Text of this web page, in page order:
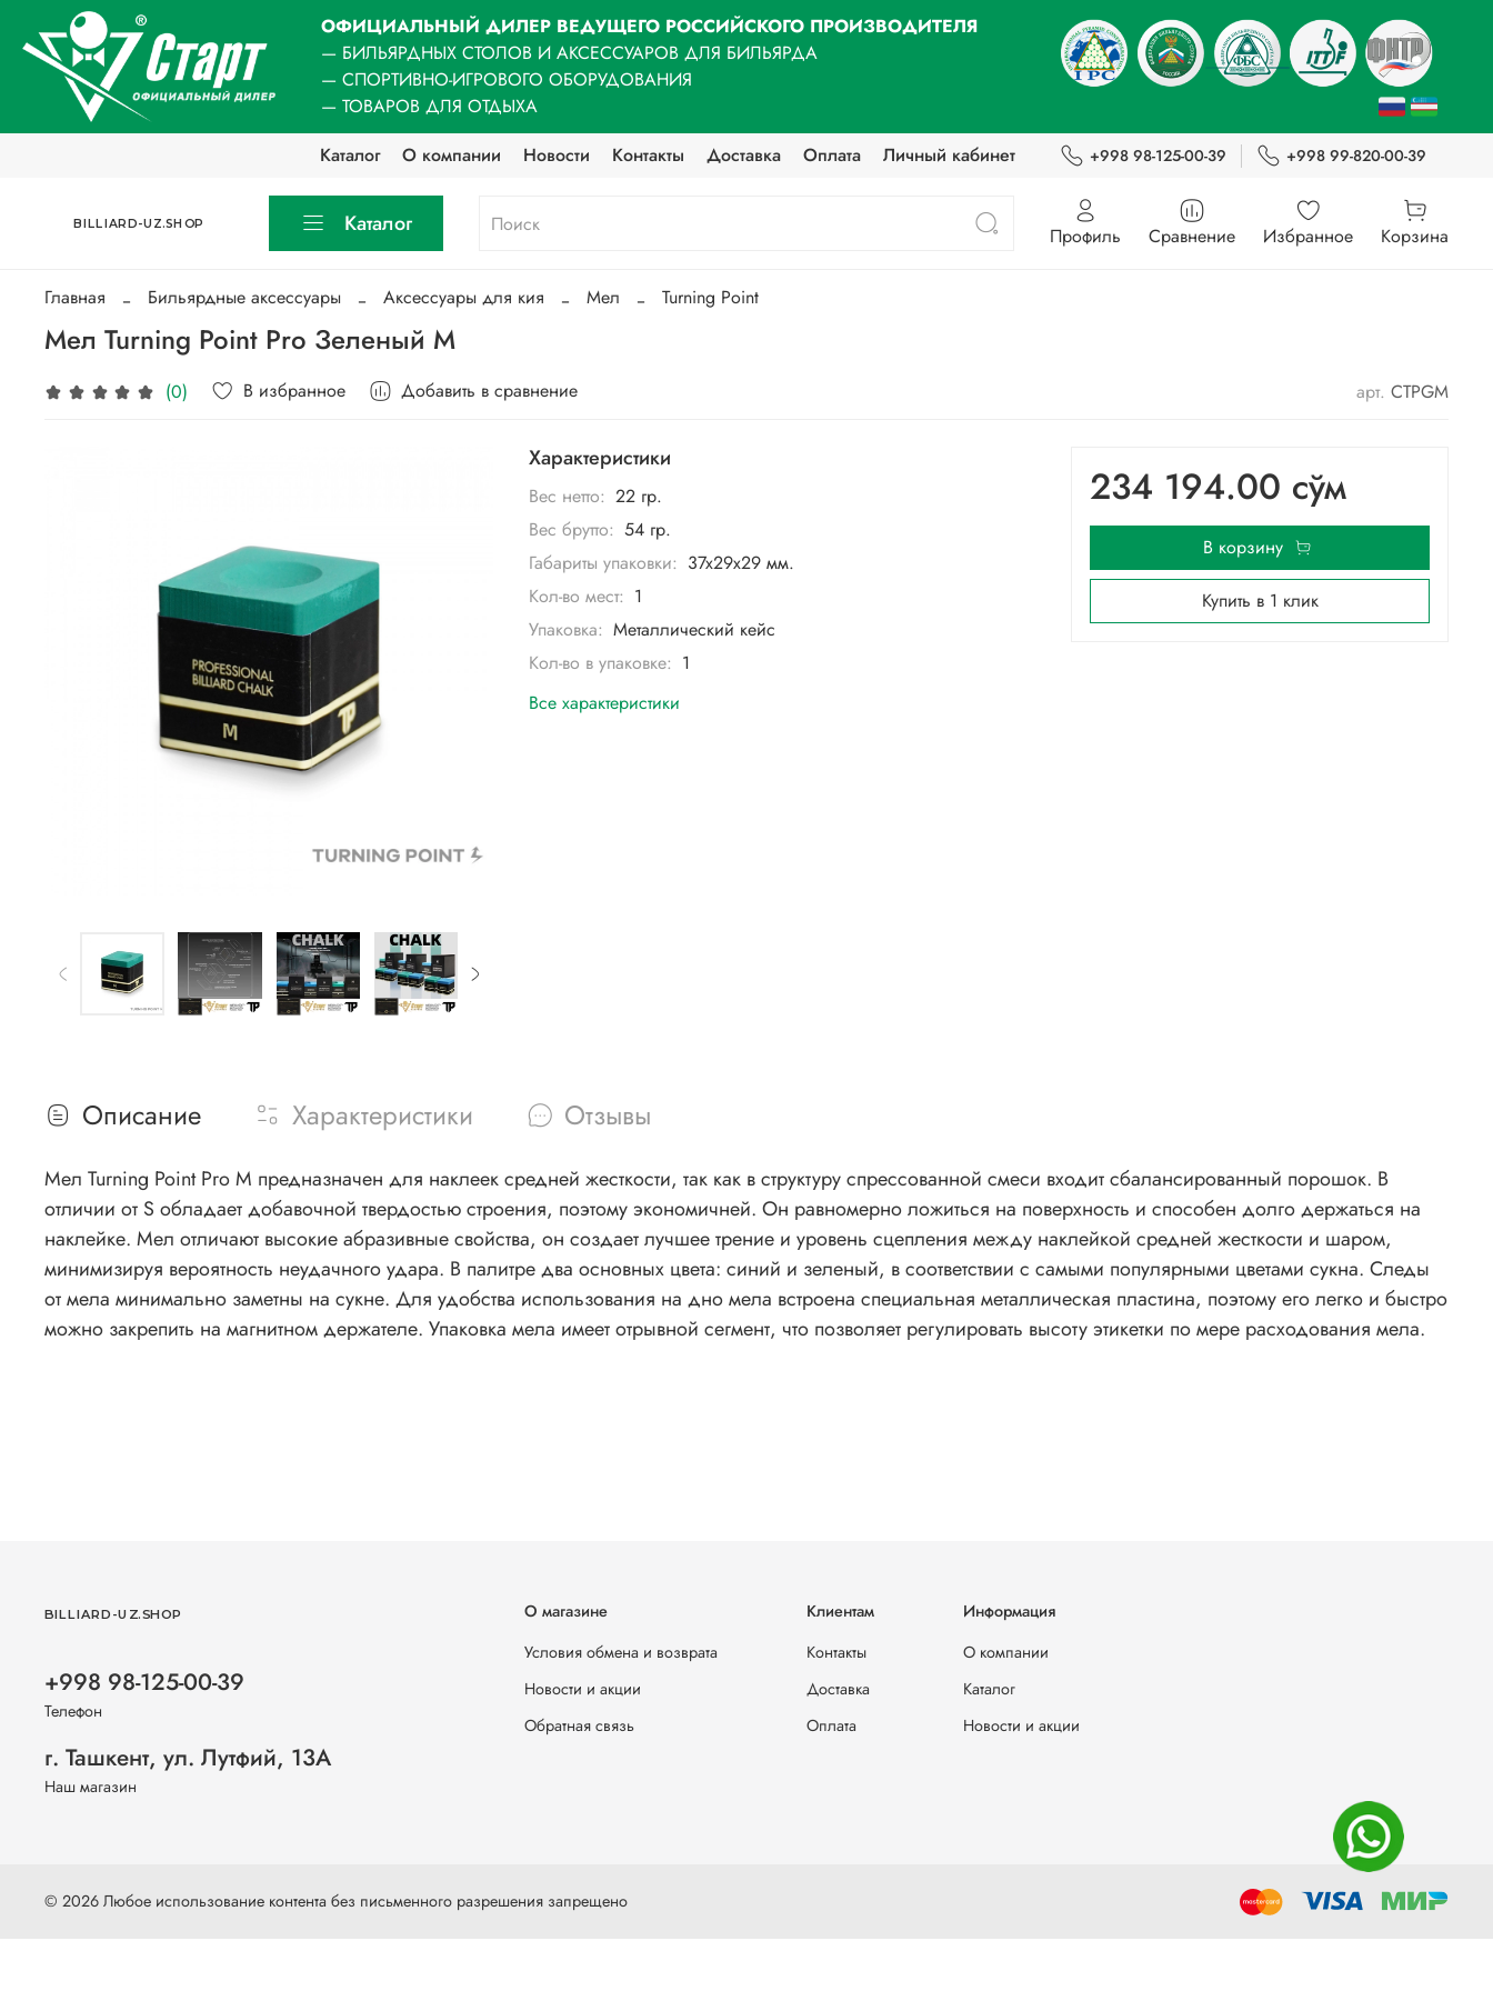
ОФИЦИАЛЬНЫЙ ДИЛЕР ВЕДУЩЕГО РОССИЙСКОГО ПРОИЗВОДИТЕЛЯ
— БИЛЬЯРДНЫХ СТОЛОВ И АКСЕССУАРОВ ДЛЯ БИЛЬЯРДА
— СПОРТИВНО-ИГРОВОГО ОБОРУДОВАНИЯ
— ТОВАРОВ ДЛЯ ОТДЫХА
Каталог
О компании Новости Контакты Доставка Оплата Личный кабинет +998 98-125-00-39 +998 99-820-00-39
BILLIARD-UZ.SHOP Каталог Профиль Сравнение Избранное Корзина
Главная Бильярдные аксессуары Аксессуары для кия Мел Turning Point
Мел Turning Point Pro Зеленый M
(0) В избранное Добавить в сравнение арт. CTPGM
Характеристики
Вес нетто: 22 гр.
Вес брутто: 54 гр.
Габариты упаковки: 37x29x29 мм.
Кол-во мест: 1
Упаковка: Металлический кейс
Кол-во в упаковке: 1
Все характеристики
234 194.00 сўм
В корзину
Купить в 1 клик
Описание Характеристики Отзывы
Мел Turning Point Pro M предназначен для наклеек средней жесткости, так как в структуру спрессованной смеси входит сбалансированный порошок. В
отличии от S обладает добавочной твердостью строения, поэтому экономичней. Он равномерно ложиться на поверхность и способен долго держаться на
наклейке. Мел отличают высокие абразивные свойства, он создает лучшее трение и уровень сцепления между наклейкой средней жесткости и шаром,
минимизируя вероятность неудачного удара. В палитре два основных цвета: синий и зеленый, в соответствии с самыми популярными цветами сукна. Следы
от мела минимально заметны на сукне. Для удобства использования на дно мела встроена специальная металлическая пластина, поэтому его легко и быстро
можно закрепить на магнитном держателе. Упаковка мела имеет отрывной сегмент, что позволяет регулировать высоту этикетки по мере расходования мела.
О магазине
Условия обмена и возврата
Новости и акции
Обратная связь
Клиентам
Контакты
Доставка
Оплата
Информация
О компании
Каталог
Новости и акции
BILLIARD-UZ.SHOP
+998 98-125-00-39
Телефон
г. Ташкент, ул. Лутфий, 13А
Наш магазин
© 2026 Любое использование контента без письменного разрешения запрещено